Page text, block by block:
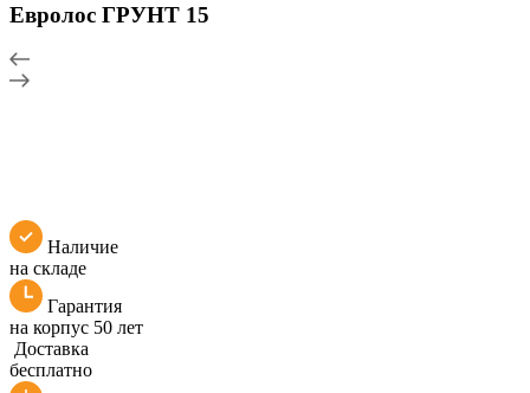
Евролос ГРУНТ 15
Наличие
на складе
Гарантия
на корпус 50 лет
Доставка
бесплатно